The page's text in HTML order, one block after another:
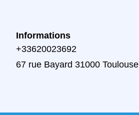
Informations
+33620023692
67 rue Bayard 31000 Toulouse